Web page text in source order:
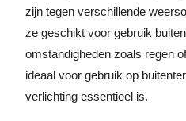
zijn tegen verschillende
ze geschikt voor gebruik
omstandigheden zoals regen
ideaal voor gebruik op
verlichting essentieel is.